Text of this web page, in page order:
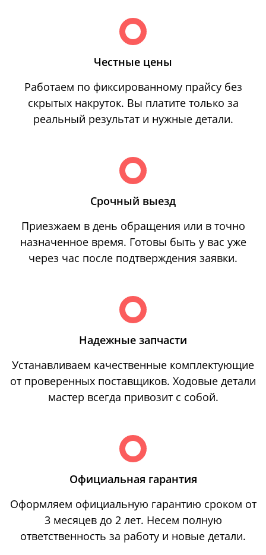
Честные цены
Работаем по фиксированному прайсу без
скрытых накруток. Вы платите только за
реальный результат и нужные детали.
Срочный выезд
Приезжаем в день обращения или в точно
назначенное время. Готовы быть у вас уже
через час после подтверждения заявки.
Надежные запчасти
Устанавливаем качественные комплектующие
от проверенных поставщиков. Ходовые детали
мастер всегда привозит с собой.
Официальная гарантия
Оформляем официальную гарантию сроком от
3 месяцев до 2 лет. Несем полную
ответственность за работу и новые детали.